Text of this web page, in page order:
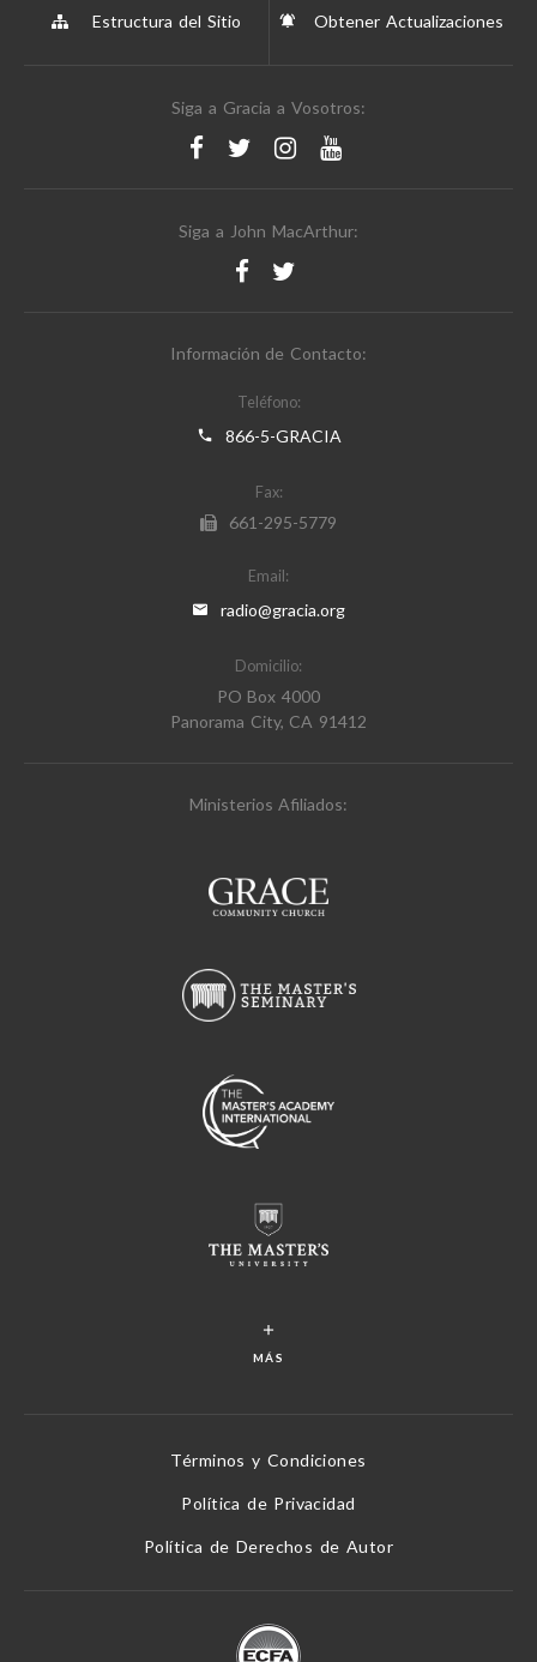
Estructura del Sitio Obtener Actualizaciones
Siga a Gracia a Vosotros:
Siga a John MacArthur:
Información de Contacto:
Teléfono:
866-5-GRACIA
Fax:
661-295-5779
Email:
radio@gracia.org
Domicilio:
PO Box 4000
Panorama City, CA 91412
Ministerios Afiliados:
MÁS
Términos y Condiciones
Política de Privacidad
Política de Derechos de Autor